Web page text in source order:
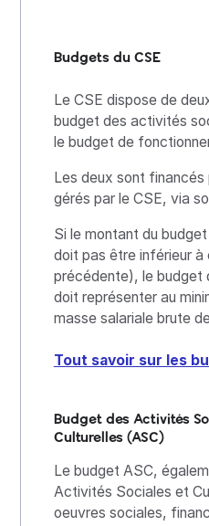
Budgets du CSE
Le CSE dispose de
budget des activités
le budget de
Les deux sont
gérés par le CSE, via
Si le montant du
doit pas être inférieur à
précédente), le budget
doit représenter au
masse salariale brute
Tout savoir sur les
Budget des Activités
Culturelles (ASC)
Le budget ASC,
Activités Sociales et
oeuvres sociales,